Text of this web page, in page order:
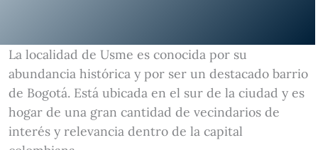
La localidad de Usme es conocida por su
abundancia histórica y por ser un destacado barrio
de Bogotá. Está ubicada en el sur de la ciudad y es
hogar de una gran cantidad de vecindarios de
interés y relevancia dentro de la capital